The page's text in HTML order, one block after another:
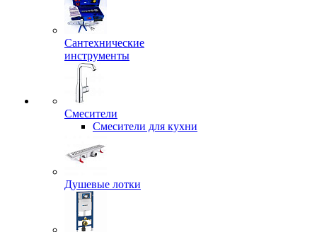
Сантехнические
инструменты
Смесители
Смесители для кухни
Душевые лотки